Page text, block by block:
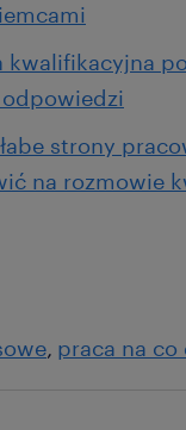
kwalifikacyjna
strony
na rozmowie
praca na co